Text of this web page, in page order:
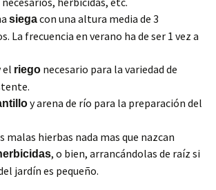
siegacon una altura media de 3
La frecuencia en verano ha de ser 1 vez a
el riego necesario para la variedad de
y arena de río para la preparación del
malas hierbas nada mas que nazcan
, o bien, arrancándolas de raíz si
jardín es pequeño.